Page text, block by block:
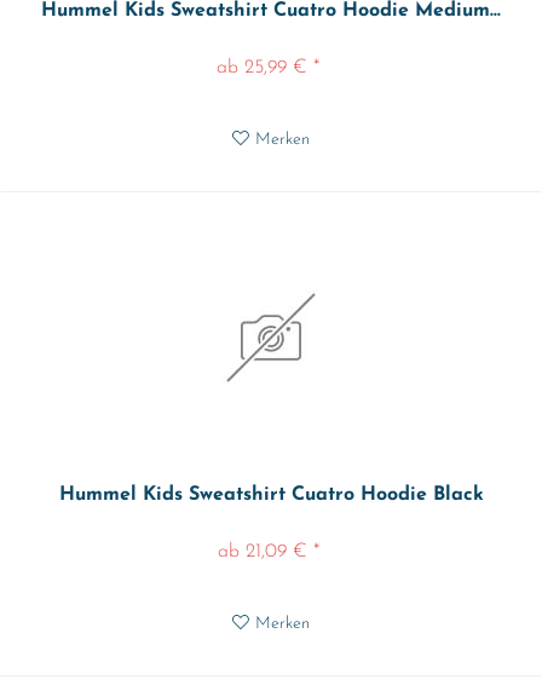
Hummel Kids Sweatshirt Cuatro Hoodie Medium...
ab 25,99 € *
Merken
Hummel Kids Sweatshirt Cuatro Hoodie Black
ab 21,09 € *
Merken